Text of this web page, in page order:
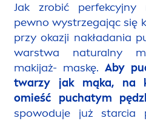
Jak zrobić
pewno wystrzegając się
przy okazji nakładania
warstwa naturalny
makijaż- maskę. Aby
twarzy jak mąka, na
omieść puchatym
spowoduje już starcia